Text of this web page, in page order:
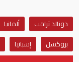
دونالد ترامب ألمانيا
بروكسل
إسبانيا